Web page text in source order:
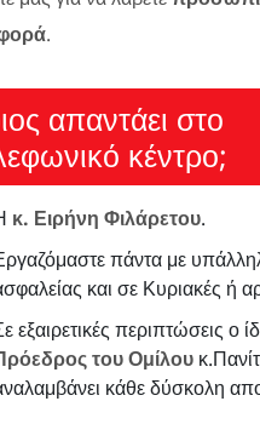
.
απαντάει στο
κέντρο;
κ. Ειρήνη Φιλάρετου.
πάντα με
και σε Κυριακές ή
εξαιρετικές περιπτώσεις ο
του Ομίλου
κάθε δύσκολη